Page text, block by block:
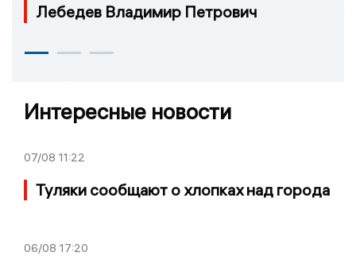
Лебедев Владимир Петрович
Интересные новости
07/08 11:22
Туляки сообщают о хлопках над города
06/08 17:20